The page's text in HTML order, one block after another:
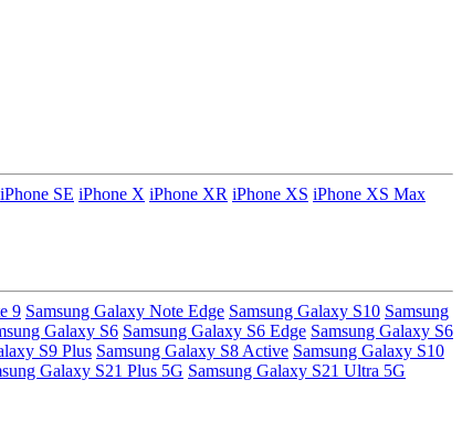
iPhone SE iPhone X iPhone XR iPhone XS iPhone XS Max
9 Samsung Galaxy Note Edge Samsung Galaxy S10 Samsung
Galaxy S6 Samsung Galaxy S6 Edge Samsung Galaxy S6
S9 Plus Samsung Galaxy S8 Active Samsung Galaxy S10
Galaxy S21 Plus 5G Samsung Galaxy S21 Ultra 5G